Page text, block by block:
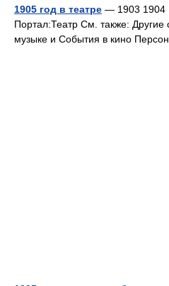
1905 год в театре — 1903 1904
Портал:Театр См. также:
музыке и События в кино